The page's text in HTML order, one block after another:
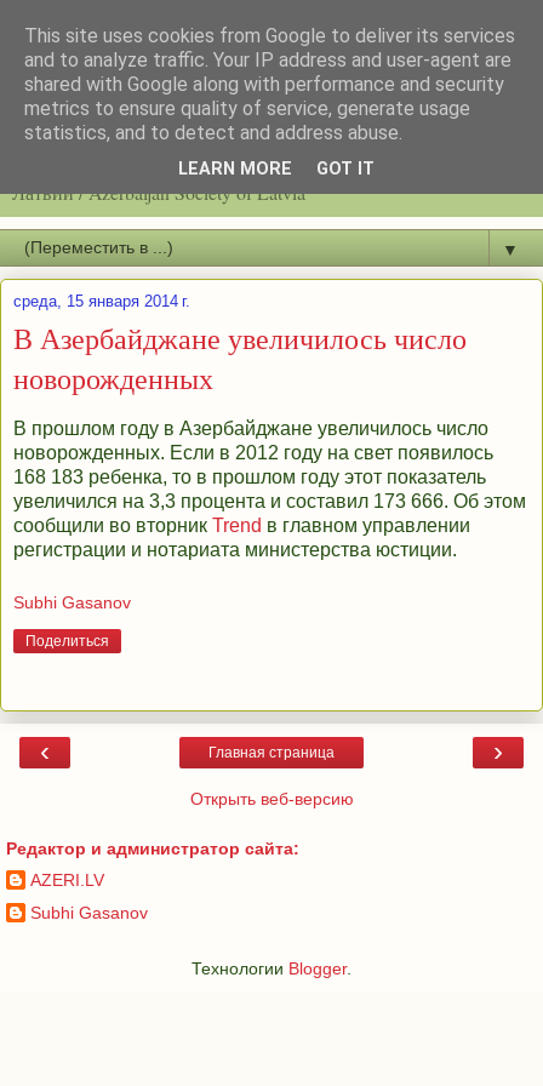
Latvijas azerbaidžāņu biedrību / Общество азербайджанцев
Латвии / Azerbaijan Society of Latvia
▼
среда, 15 января 2014 г.
В Азербайджане увеличилось число
новорожденных
В прошлом году в Азербайджане увеличилось число
новорожденных. Если в 2012 году на свет появилось
168 183 ребенка, то в прошлом году этот показатель
увеличился на 3,3 процента и составил 173 666. Об этом
сообщили во вторник Trend в главном управлении
регистрации и нотариата министерства юстиции.
Subhi Gasanov
Поделиться
‹ ›
Главная страница
Открыть веб-версию
Редактор и администратор сайта:
AZERI.LV
Subhi Gasanov
Технологии Blogger.
This site uses cookies from Google to deliver its services
and to analyze traffic. Your IP address and user-agent are
shared with Google along with performance and security
metrics to ensure quality of service, generate usage
statistics, and to detect and address abuse.
LEARN MORE GOT IT